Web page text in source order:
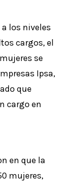
a los niveles
cargos, el
se
Ipsa,
que
cargo en
en que la
mujeres,